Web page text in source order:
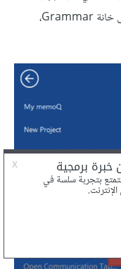
هو موضح بالصور، ويجب الانتقال بعد ذلك إلى خانة Grammar،